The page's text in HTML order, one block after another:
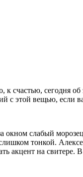
к счастью, сегодня
с этой вещью, если
слабый
тонкой.
акцент на свитере.